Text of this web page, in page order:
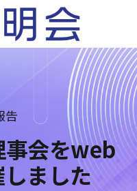
告
事会をweb
ました